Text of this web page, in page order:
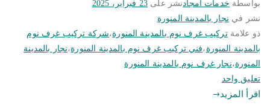
بواسطة خدمات امجادنشر على 23 فبراير، 2025
نشر في نجار بالمدينة المنورة
ذو علامةتركيب غرف نوم بالمدينة المنورة،شركة تركيب غرف نوم
بالمدينة المنورة ،فني تركيب غرف نوم بالمدينة المنورة،نجار بالمدينة
المنورة،نجار غرف نوم بالمدينة المنورة
تعليق واحد
فنياقرأ المزيد